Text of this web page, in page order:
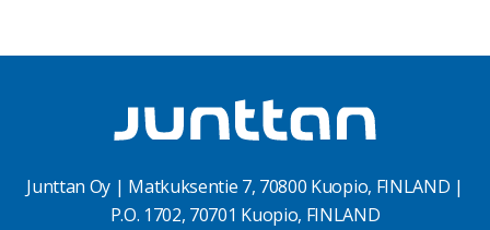
Junttan Oy | Matkuksentie 7, 70800 Kuopio, FINLAND |
P.O. 1702, 70701 Kuopio, FINLAND